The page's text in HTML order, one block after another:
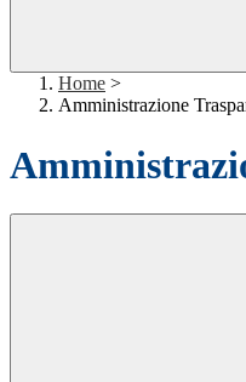
Home >
Amministrazione